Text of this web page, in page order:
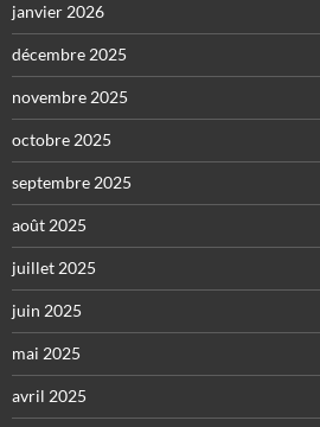
janvier 2026
décembre 2025
novembre 2025
octobre 2025
septembre 2025
août 2025
juillet 2025
juin 2025
mai 2025
avril 2025